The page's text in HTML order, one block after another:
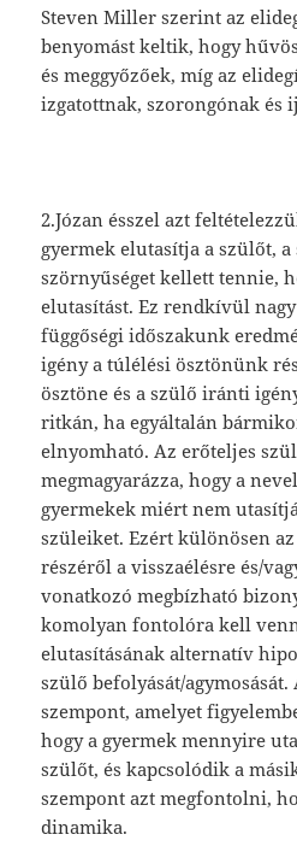
Steven Miller szerint az
benyomást keltik, hogy
és meggyőzőek, míg az
izgatottnak, szorongónak és
2.Józan ésszel azt
gyermek elutasítja a szülőt,
szörnyűséget kellett tennie,
elutasítást. Ez rendkívül
függőségi időszakunk
igény a túlélési ösztönünk
ösztöne és a szülő iránti
ritkán, ha egyáltalán
elnyomható. Az erőteljes
megmagyarázza, hogy a
gyermekek miért nem
szüleiket. Ezért különösen
részéről a visszaélésre és/
vonatkozó megbízható
komolyan fontolóra kell
elutasításának alternatív
szülő befolyását/
szempont, amelyet
hogy a gyermek mennyire
szülőt, és kapcsolódik a
szempont azt megfontolni,
dinamika.